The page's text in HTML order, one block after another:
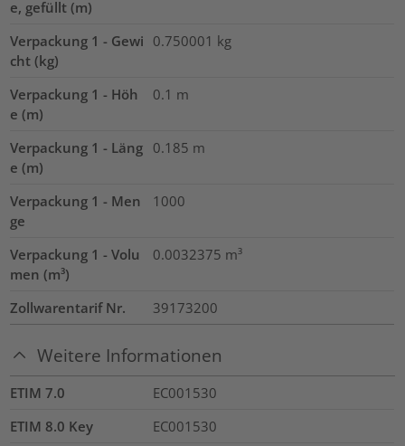
e, gefüllt (m)
Verpackung 1 - Gewi
cht (kg)
0.750001 kg
Verpackung 1 - Höh
e (m)
0.1 m
Verpackung 1 - Läng
e (m)
0.185 m
Verpackung 1 - Men
ge
1000
Verpackung 1 - Volu
men (m³)
0.0032375 m³
Zollwarentarif Nr. 39173200
Weitere Informationen
ETIM 7.0
EC001530
ETIM 8.0 Key
EC001530